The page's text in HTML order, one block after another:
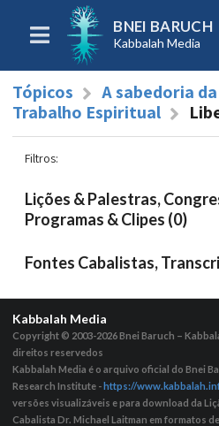
BNEI BARUCH
Kabbalah Media
Tópicos
A sabedoria
Trabalho Espiritual
Filtros:
Lições & Palestras,
Programas & Clipes (0)
Fontes Cabalistas,
Kabbalah Media
Copyright © 2003-2026Bnei Baruch –
direitos reservedos
Kabbalah Media é o arquivo oficial do Bnei
Research Institute -https://
versões visualizáveis ​​e para download da
Cabalista Dr. Michael Laitman em formatos